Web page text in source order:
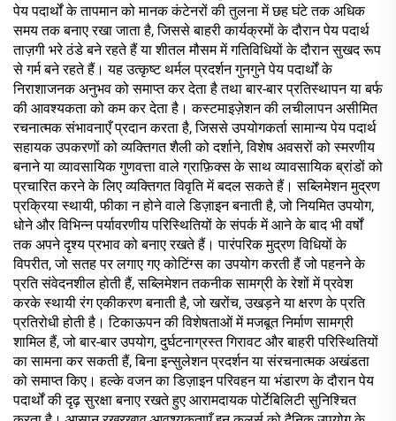
पेय पदार्थों के तापमान को मानक कंटेनरों की तुलना में छह घंटे तक अधिक
समय तक बनाए रखा जाता है, जिससे बाहरी कार्यक्रमों के दौरान पेय पदार्थ
ताज़गी भरे ठंडे बने रहते हैं या शीतल मौसम में गतिविधियों के दौरान सुखद रूप
से गर्म बने रहते हैं। यह उत्कृष्ट थर्मल प्रदर्शन गुनगुने पेय पदार्थों के
निराशाजनक अनुभव को समाप्त कर देता है तथा बार-बार प्रतिस्थापन या बर्फ
की आवश्यकता को कम कर देता है। कस्टमाइज़ेशन की लचीलापन असीमित
रचनात्मक संभावनाएँ प्रदान करता है, जिससे उपयोगकर्ता सामान्य पेय पदार्थ
सहायक उपकरणों को व्यक्तिगत शैली को दर्शाने, विशेष अवसरों को स्मरणीय
बनाने या व्यावसायिक गुणवत्ता वाले ग्राफ़िक्स के साथ व्यावसायिक ब्रांडों को
प्रचारित करने के लिए व्यक्तिगत विवृति में बदल सकते हैं। सब्लिमेशन मुद्रण
प्रक्रिया स्थायी, फीका न होने वाले डिज़ाइन बनाती है, जो नियमित उपयोग,
धोने और विभिन्न पर्यावरणीय परिस्थितियों के संपर्क में आने के बाद भी वर्षों
तक अपने दृश्य प्रभाव को बनाए रखते हैं। पारंपरिक मुद्रण विधियों के
विपरीत, जो सतह पर लगाए गए कोटिंग्स का उपयोग करती हैं जो पहनने के
प्रति संवेदनशील होती हैं, सब्लिमेशन तकनीक सामग्री के रेशों में प्रवेश
करके स्थायी रंग एकीकरण बनाती है, जो खरोंच, उखड़ने या क्षरण के प्रति
प्रतिरोधी होती है। टिकाऊपन की विशेषताओं में मजबूत निर्माण सामग्री
शामिल हैं, जो बार-बार उपयोग, दुर्घटनाग्रस्त गिरावट और बाहरी परिस्थितियों
का सामना कर सकती हैं, बिना इन्सुलेशन प्रदर्शन या संरचनात्मक अखंडता
को समाप्त किए। हल्के वजन का डिज़ाइन परिवहन या भंडारण के दौरान पेय
पदार्थों की दृढ़ सुरक्षा बनाए रखते हुए आरामदायक पोर्टेबिलिटी सुनिश्चित